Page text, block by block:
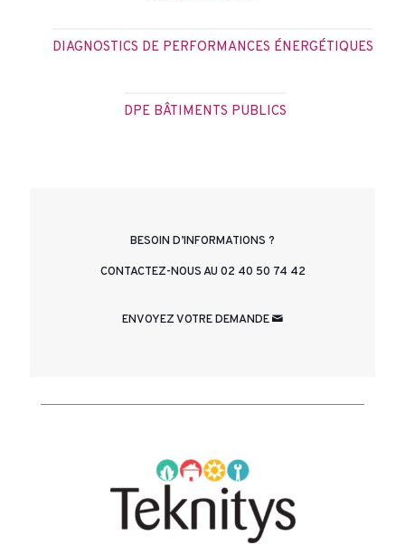
DIAGNOSTICS DE PERFORMANCES ÉNERGÉTIQUES
DPE BÂTIMENTS PUBLICS
BESOIN D’INFORMATIONS ?
CONTACTEZ-NOUS AU 02 40 50 74 42
ENVOYEZ VOTRE DEMANDE